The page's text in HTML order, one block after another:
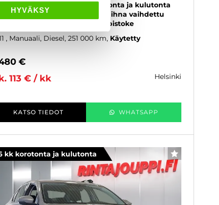
HYVÄKSY
TDI 140 Elegance - 6 kk korotonta ja kulutonta
- Suomi-auto, Jakohihna vaihdettu
26, Lohkolämmitin & sisätilanpistoke
, Manuaali, Diesel, 251 000 km Käytetty
€
113 € / kk
helsinki
KATSO TIEDOT WHATSAPP
kk korotonta ja kulutonta SUOSIKKI